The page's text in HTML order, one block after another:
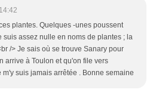
plantes. Quelques -unes poussent
suis assez nulle en noms de plantes ; la
/> Je sais où se trouve Sanary pour
arrive à Toulon et qu'on file vers
m'y suis jamais arrêtée . Bonne semaine